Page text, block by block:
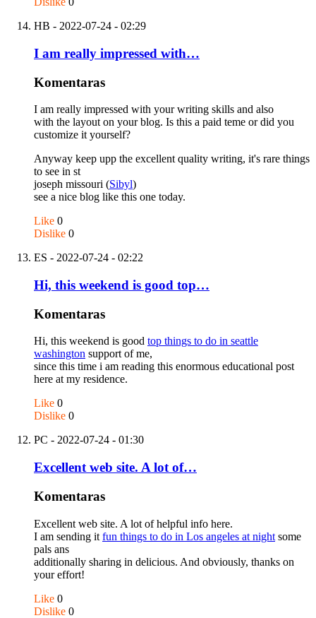
HB - 2022-07-24 - 02:29
I am really impressed with…
Komentaras
I am really impressed with your writing skills and also
with the layout on your blog. Is this a paid teme or did you
customize it yourself?
Anyway keep upp the excellent quality writing, it's rare things
to see in st
joseph missouri (Sibyl)
see a nice blog like this one today.
Like 0
Dislike 0
ES - 2022-07-24 - 02:22
Hi, this weekend is good top…
Komentaras
Hi, this weekend is good top things to do in seattle
washington support of me,
since this time i am reading this enormous educational post
here at my residence.
Like 0
Dislike 0
PC - 2022-07-24 - 01:30
Excellent web site. A lot of…
Komentaras
Excellent web site. A lot of helpful info here.
I am sending it fun things to do in Los angeles at night some
pals ans
additionally sharing in delicious. And obviously, thanks on
your effort!
Like 0
Dislike 0